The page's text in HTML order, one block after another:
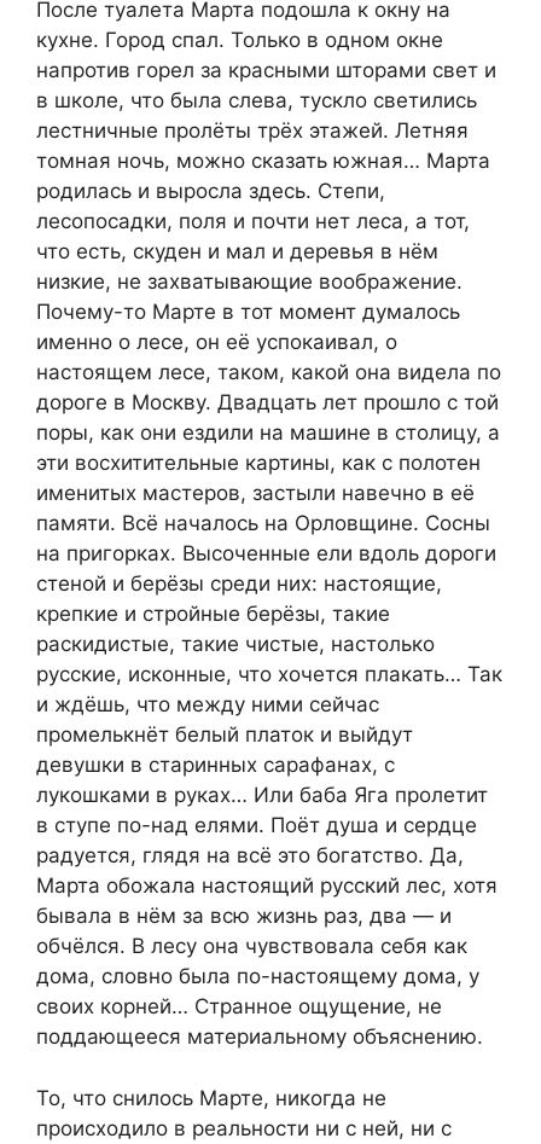
После туалета Марта подошла к окну на
кухне. Город спал. Только в одном окне
напротив горел за красными шторами свет и
в школе, что была слева, тускло светились
лестничные пролёты трёх этажей. Летняя
томная ночь, можно сказать южная… Марта
родилась и выросла здесь. Степи,
лесопосадки, поля и почти нет леса, а тот,
что есть, скуден и мал и деревья в нём
низкие, не захватывающие воображение.
Почему-то Марте в тот момент думалось
именно о лесе, он её успокаивал, о
настоящем лесе, таком, какой она видела по
дороге в Москву. Двадцать лет прошло с той
поры, как они ездили на машине в столицу, а
эти восхитительные картины, как с полотен
именитых мастеров, застыли навечно в её
памяти. Всё началось на Орловщине. Сосны
на пригорках. Высоченные ели вдоль дороги
стеной и берёзы среди них: настоящие,
крепкие и стройные берёзы, такие
раскидистые, такие чистые, настолько
русские, исконные, что хочется плакать… Так
и ждёшь, что между ними сейчас
промелькнёт белый платок и выйдут
девушки в старинных сарафанах, с
лукошками в руках… Или баба Яга пролетит
в ступе по-над елями. Поёт душа и сердце
радуется, глядя на всё это богатство. Да,
Марта обожала настоящий русский лес, хотя
бывала в нём за всю жизнь раз, два — и
обчёлся. В лесу она чувствовала себя как
дома, словно была по-настоящему дома, у
своих корней… Странное ощущение, не
поддающееся материальному объяснению.
То, что снилось Марте, никогда не
происходило в реальности ни с ней, ни с